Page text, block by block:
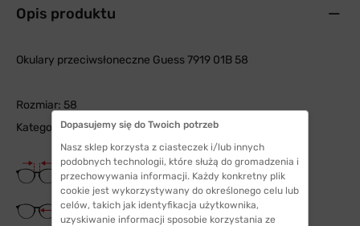
Opis produktu
Okulary przeciwsłoneczne Guess 7919 01B 58
Rozmiar: 58
Kategoria filtra: 3
Szerokość mostka
15 mm
Szerokość szkła
58 mm
Dopasujemy się do Twoich potrzeb
Nasz sklep korzysta z ciasteczek i/lub innych
podobnych technologii, które służą do gromadzenia i
przechowywania informacji. Każdy konkretny plik
cookie jest wykorzystywany do określonego celu lub
celów, takich jak identyfikacja użytkownika,
uzyskiwanie informacji sposobie korzystania ze